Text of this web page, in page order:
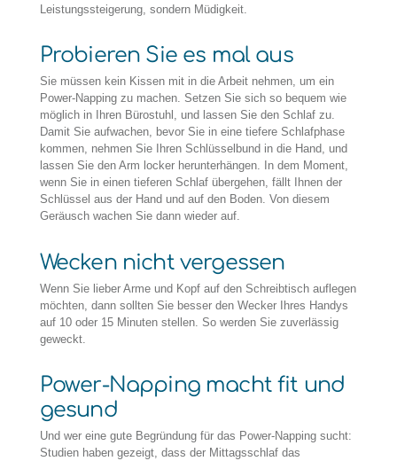
Leistungssteigerung, sondern Müdigkeit.
Probieren Sie es mal aus
Sie müssen kein Kissen mit in die Arbeit nehmen, um ein
Power-Napping zu machen. Setzen Sie sich so bequem wie
möglich in Ihren Bürostuhl, und lassen Sie den Schlaf zu.
Damit Sie aufwachen, bevor Sie in eine tiefere Schlafphase
kommen, nehmen Sie Ihren Schlüsselbund in die Hand, und
lassen Sie den Arm locker herunterhängen. In dem Moment,
wenn Sie in einen tieferen Schlaf übergehen, fällt Ihnen der
Schlüssel aus der Hand und auf den Boden. Von diesem
Geräusch wachen Sie dann wieder auf.
Wecken nicht vergessen
Wenn Sie lieber Arme und Kopf auf den Schreibtisch auflegen
möchten, dann sollten Sie besser den Wecker Ihres Handys
auf 10 oder 15 Minuten stellen. So werden Sie zuverlässig
geweckt.
Power-Napping macht fit und
gesund
Und wer eine gute Begründung für das Power-Napping sucht:
Studien haben gezeigt, dass der Mittagsschlaf das